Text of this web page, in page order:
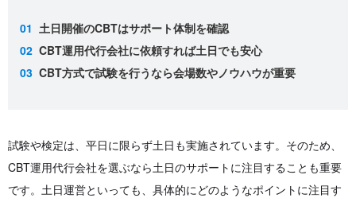
土日開催のCBTはサポート体制を確認
CBT運用代行会社に依頼すれば土日でも安心
CBT方式で試験を行うなら会場数やノウハウが重要
試験や検定は、平日に限らず土日も実施されています。そのため、
CBT運用代行会社を選ぶなら土日のサポートに注目することも重要
です。土日運営といっても、具体的にどのようなポイントに注目す